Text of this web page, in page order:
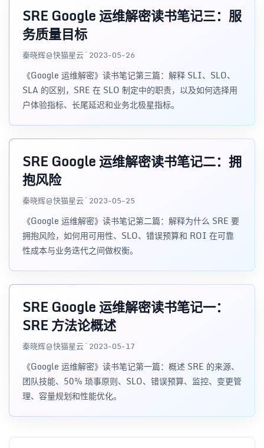
SRE Google 运维解密读书笔记三：服
务质量目标
秦晓辉@快猫星云 · 2023-05-26
《Google 运维解密》读书笔记第三篇：解释 SLI、SLO、
SLA 的区别，SRE 在 SLO 制定中的职责，以及如何选择用
户体验指标、长尾延迟和业务北极星指标。
SRE Google 运维解密读书笔记二：拥
抱风险
秦晓辉@快猫星云 · 2023-05-25
《Google 运维解密》读书笔记第二篇：解释为什么 SRE 要
拥抱风险，如何用可用性、SLO、错误预算和 ROI 在可靠
性成本与业务迭代之间做权衡。
SRE Google 运维解密读书笔记一：
SRE 方法论概述
秦晓辉@快猫星云 · 2023-05-17
《Google 运维解密》读书笔记第一篇：概述 SRE 的来源、
团队技能、50% 琐事原则、SLO、错误预算、监控、变更管
理、容量规划和性能优化。